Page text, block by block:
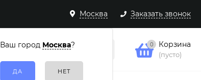
Москва
Ваш город Москва?
Заказать звонок
0 Корзина
(пусто)